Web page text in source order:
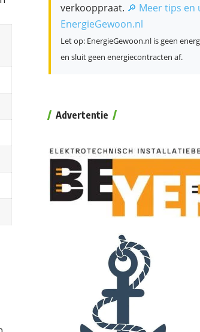
verkooppraat. 🔎 Meer tips en
EnergieGewoon.nl
Let op: EnergieGewoon.nl is geen
en sluit geen energiecontracten af.
Advertentie